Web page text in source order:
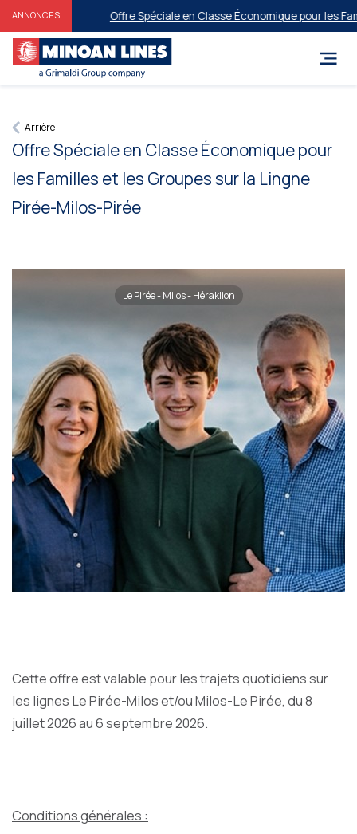
ANNONCES Offre Spéciale en Classe Économique pour les
Arrière
Offre Spéciale en Classe Économique pour
les Familles et les Groupes sur la Lingne
Pirée-Milos-Pirée
Le Pirée - Milos - Héraklion
Cette offre est valable pour les trajets quotidiens sur
les lignes Le Pirée-Milos et/ou Milos-Le Pirée, du 8
juillet 2026 au 6 septembre 2026.
Conditions générales :